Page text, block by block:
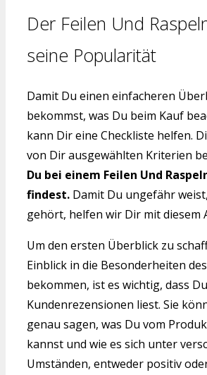
Der Feilen Und
seine Popularität
Damit Du einen einfacheren
bekommst, was Du beim Kauf
kann Dir eine Checkliste helfen.
von Dir ausgewählten Kriterien
Du bei einem Feilen Und
findest. Damit Du ungefähr
gehört, helfen wir Dir mit diesem
Um den ersten Überblick zu
Einblick in die Besonderheiten
bekommen, ist es wichtig, dass Du
Kundenrezensionen liest. Sie
genau sagen, was Du vom
kannst und wie es sich unter
Umständen, entweder positiv